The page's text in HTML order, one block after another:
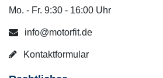
Mo. - Fr. 9:30 - 16:00 Uhr
info@motorfit.de
Kontaktformular